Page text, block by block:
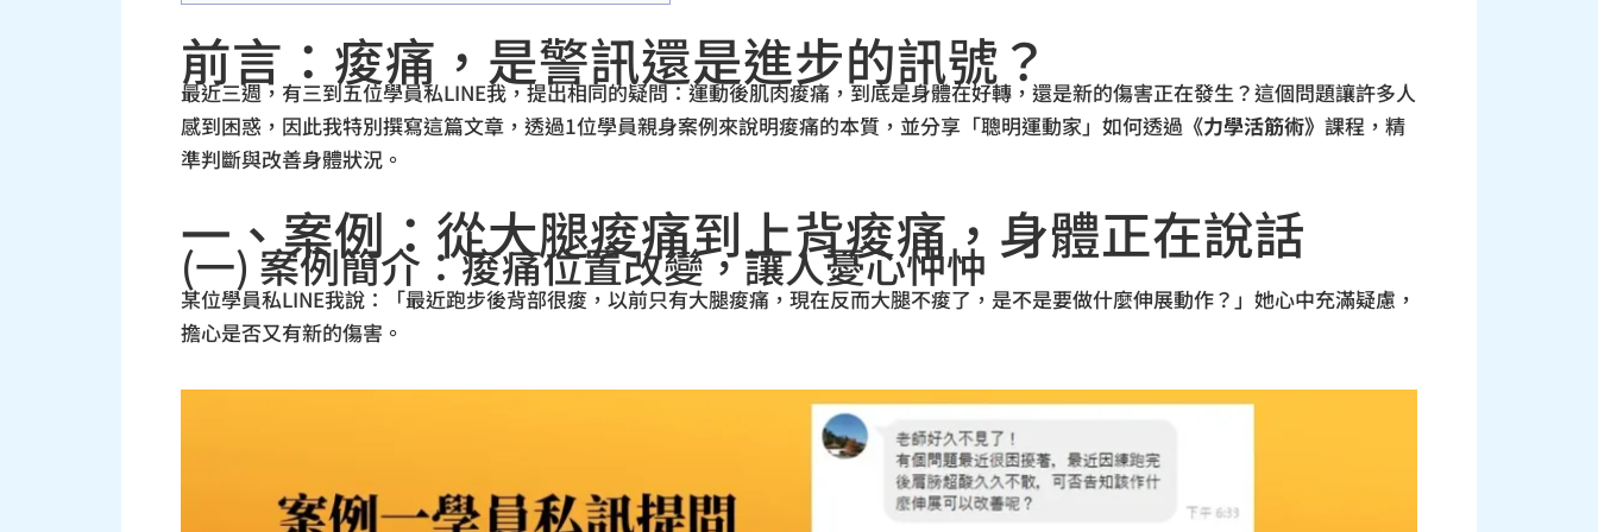
前言：痠痛，是警訊還是進步的訊號？
最近三週，有三到五位學員私LINE我，提出相同的疑問：運動後肌肉痠痛，到底是身體在好轉，還是新的傷害正在發生？這個問題讓許多人
感到困惑，因此我特別撰寫這篇文章，透過1位學員親身案例來說明痠痛的本質，並分享「聰明運動家」如何透過 《力學活筋術》 課程，精
準判斷與改善身體狀況。
一、案例：從大腿痠痛到上背痠痛，身體正在說話
(一) 案例簡介：痠痛位置改變，讓人憂心忡忡
某位學員私LINE我說：「最近跑步後背部很痠，以前只有大腿痠痛，現在反而大腿不痠了，是不是要做什麼伸展動作？」她心中充滿疑慮，
擔心是否又有新的傷害。